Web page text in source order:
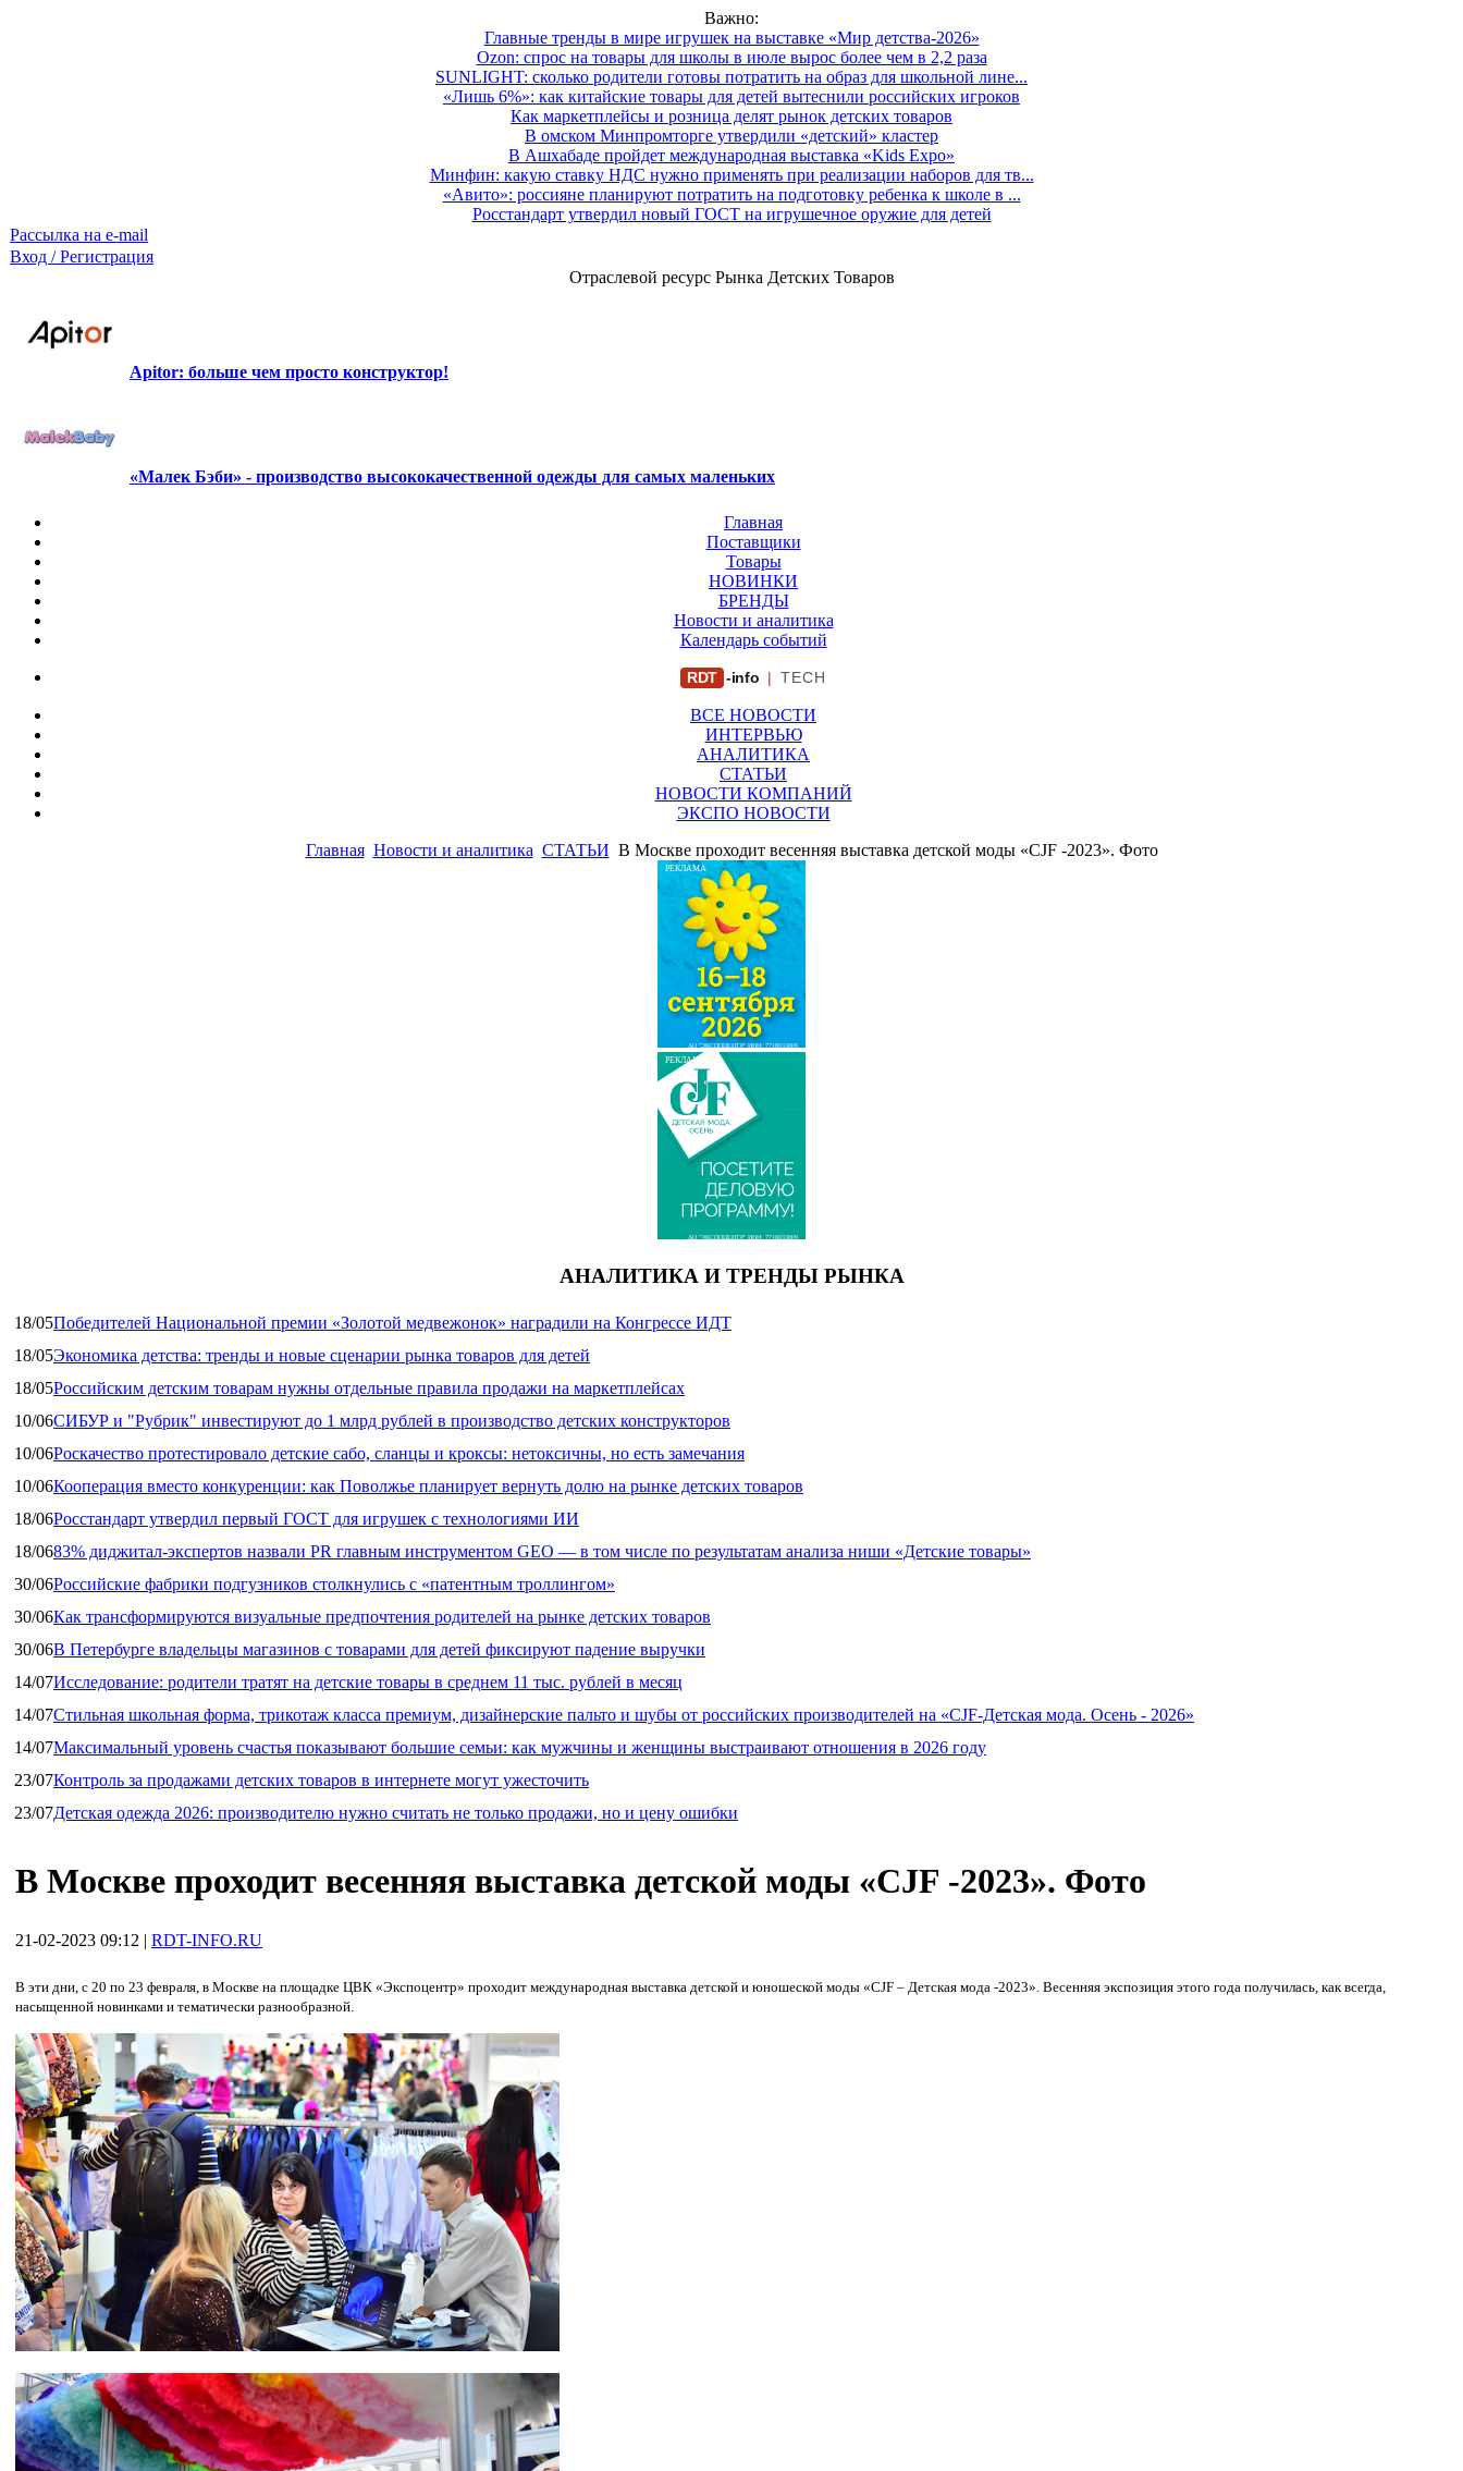
Важно:
Главные тренды в мире игрушек на выставке «Мир детства-2026»
Ozon: спрос на товары для школы в июле вырос более чем в 2,2 раза
SUNLIGHT: сколько родители готовы потратить на образ для школьной лине...
«Лишь 6%»: как китайские товары для детей вытеснили российских игроков
Как маркетплейсы и розница делят рынок детских товаров
В омском Минпромторге утвердили «детский» кластер
В Ашхабаде пройдет международная выставка «Kids Expo»
Минфин: какую ставку НДС нужно применять при реализации наборов для тв...
«Авито»: россияне планируют потратить на подготовку ребенка к школе в ...
Росстандарт утвердил новый ГОСТ на игрушечное оружие для детей
Рассылка на e-mail
Вход / Регистрация
Отраслевой ресурс Рынка Детских Товаров
Apitor: больше чем просто конструктор!
«Малек Бэби» - производство высококачественной одежды для самых маленьких
Главная
Поставщики
Товары
НОВИНКИ
БРЕНДЫ
Новости и аналитика
Календарь событий
RDT -info | TECH
ВСЕ НОВОСТИ
ИНТЕРВЬЮ
АНАЛИТИКА
СТАТЬИ
НОВОСТИ КОМПАНИЙ
ЭКСПО НОВОСТИ
Главная Новости и аналитика СТАТЬИ В Москве проходит весенняя выставка детской моды «CJF -2023». Фото
РЕКЛАМА
АО "ЭКСПОЦЕНТР" ИНН: 7718033809
РЕКЛАМА
АО "ЭКСПОЦЕНТР" ИНН: 7718033809
АНАЛИТИКА И ТРЕНДЫ РЫНКА
18/05Победителей Национальной премии «Золотой медвежонок» наградили на Конгрессе ИДТ
18/05Экономика детства: тренды и новые сценарии рынка товаров для детей
18/05Российским детским товарам нужны отдельные правила продажи на маркетплейсах
10/06СИБУР и "Рубрик" инвестируют до 1 млрд рублей в производство детских конструкторов
10/06Роскачество протестировало детские сабо, сланцы и кроксы: нетоксичны, но есть замечания
10/06Кооперация вместо конкуренции: как Поволжье планирует вернуть долю на рынке детских товаров
18/06Росстандарт утвердил первый ГОСТ для игрушек с технологиями ИИ
18/0683% диджитал‑экспертов назвали PR главным инструментом GEO — в том числе по результатам анализа ниши «Детские товары»
30/06Российские фабрики подгузников столкнулись с «патентным троллингом»
30/06Как трансформируются визуальные предпочтения родителей на рынке детских товаров
30/06В Петербурге владельцы магазинов с товарами для детей фиксируют падение выручки
14/07Исследование: родители тратят на детские товары в среднем 11 тыс. рублей в месяц
14/07Стильная школьная форма, трикотаж класса премиум, дизайнерские пальто и шубы от российских производителей на «CJF-Детская мода. Осень - 2026»
14/07Максимальный уровень счастья показывают большие семьи: как мужчины и женщины выстраивают отношения в 2026 году
23/07Контроль за продажами детских товаров в интернете могут ужесточить
23/07Детская одежда 2026: производителю нужно считать не только продажи, но и цену ошибки
В Москве проходит весенняя выставка детской моды «CJF -2023». Фото
21-02-2023 09:12 | RDT-INFO.RU
В эти дни, с 20 по 23 февраля, в Москве на площадке ЦВК «Экспоцентр» проходит международная выставка детской и юношеской моды «CJF – Детская мода -2023». Весенняя экспозиция этого года получилась, как всегда,
насыщенной новинками и тематически разнообразной.